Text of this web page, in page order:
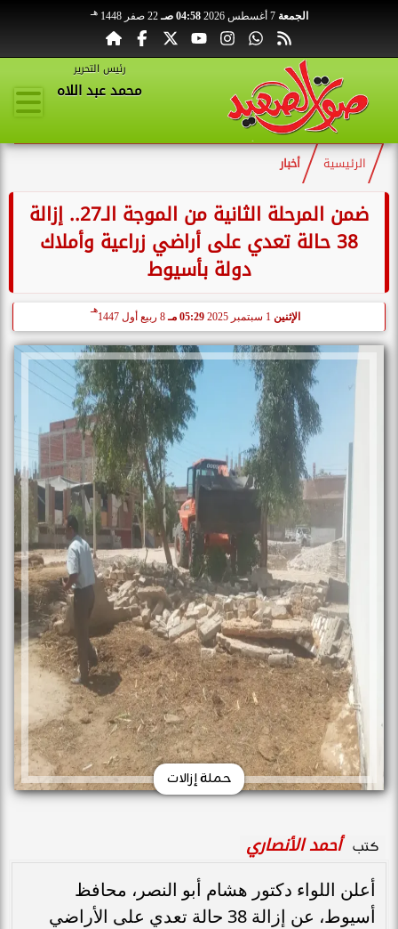
الجمعة 7 أغسطس 2026 04:58 صـ 22 صفر 1448 هـ
رئيس التحرير
محمد عبد اللاه
الرئيسية أخبار
ضمن المرحلة الثانية من الموجة الـ27.. إزالة
38 حالة تعدي على أراضي زراعية وأملاك
دولة بأسيوط
الإثنين 05:29 مـ 8 ربيع أول 1447
هـ
حملة إزالات
كتب أحمد الأنصاري
أعلن اللواء دكتور هشام أبو النصر، محافظ
أسيوط، عن إزالة 38 حالة تعدي على الأراضي